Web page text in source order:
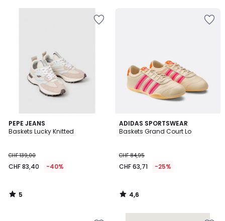
PEPE JEANS
Baskets Lucky Knitted
CHF 139,00
CHF 83,40 -40%
5
/
5
/
ADIDAS SPORTSWEAR
Baskets Grand Court Lo
CHF 84,95
CHF 63,71 -25%
4,6
/ 5
4,6
/